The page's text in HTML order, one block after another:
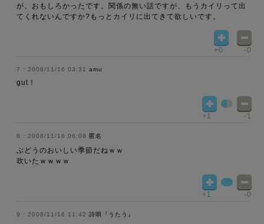
が、おもしろかったです。関係の無い話ですが、もうカイリって出
てくれないんですか?もっとカイリに出てきて欲しいです。
+0 -0
2008/11/16 03:31 amu
gut！
+1 -1
2008/11/16 06:08 匿名
ぶどうのおいしい季節だねｗｗ
吹いたｗｗｗｗ
+1 -0
2008/11/16 11:42 詩唄『うたう』